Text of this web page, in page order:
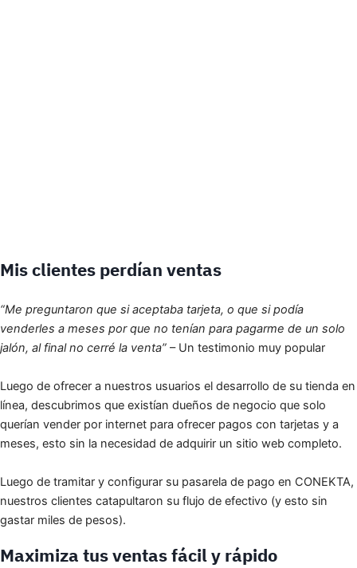
Mis clientes perdían ventas
“Me preguntaron que si aceptaba tarjeta, o que si podía
venderles a meses por que no tenían para pagarme de un solo
jalón, al final no cerré la venta” – Un testimonio muy popular
Luego de ofrecer a nuestros usuarios el desarrollo de su tienda en
línea, descubrimos que existían dueños de negocio que solo
querían vender por internet para ofrecer pagos con tarjetas y a
meses, esto sin la necesidad de adquirir un sitio web completo.
Luego de tramitar y configurar su pasarela de pago en CONEKTA,
nuestros clientes catapultaron su flujo de efectivo (y esto sin
gastar miles de pesos).
Maximiza tus ventas fácil y rápido